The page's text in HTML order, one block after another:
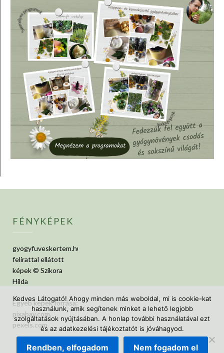
FÉNYKÉPEK
gyogyfuveskertem.hu
felirattal ellátott
képek © Szikora
Hilda
Egyéb képek forrása:
pixabay.com,
pexels.com
Kedves Látogató! Ahogy minden más weboldal, mi is cookie-kat
használunk, amik segítenek minket a lehető legjobb
szolgáltatások nyújtásában. A honlap további használatával ezt
és az adatkezelési tájékoztatót is jóváhagyod.
Rendben, elfogadom Nem fogadom el